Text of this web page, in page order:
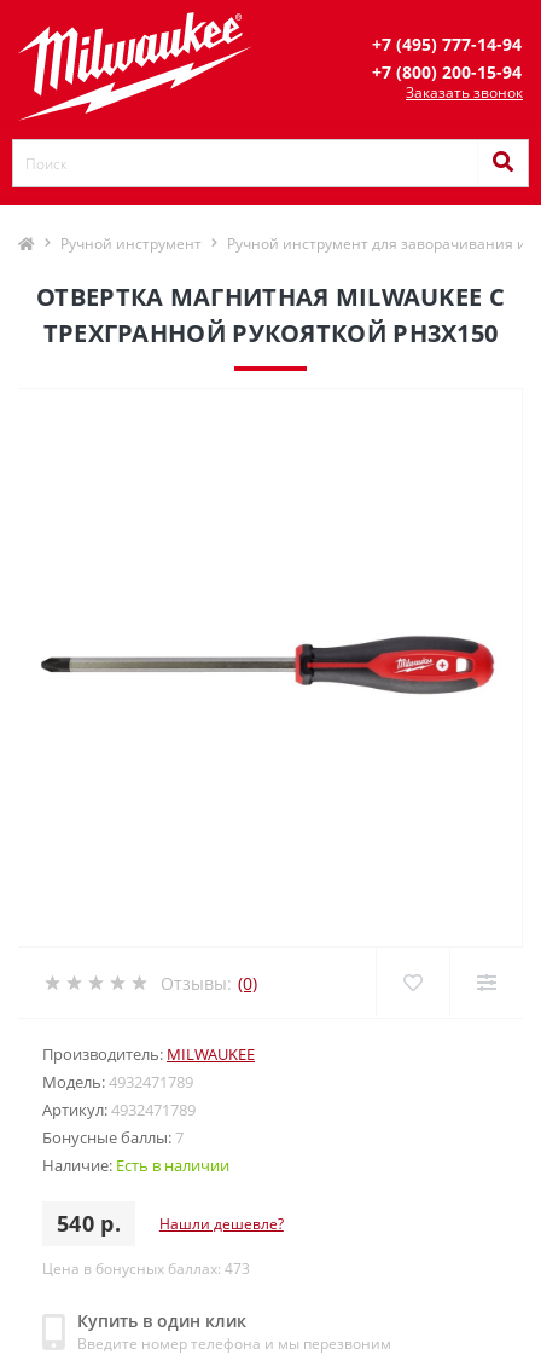
+7 (495) 777-14-94
+7 (800) 200-15-94
Заказать звонок
Ручной инструмент Ручной инструмент для заворачивания и
ОТВЕРТКА МАГНИТНАЯ MILWAUKEE С
ТРЕХГРАННОЙ РУКОЯТКОЙ PH3X150
Отзывы: (0)
Производитель: MILWAUKEE
Модель:4932471789
Артикул:4932471789
Бонусные баллы:7
Наличие: Есть в наличии
540 р. Нашли дешевле?
Цена в бонусных баллах: 473
Купить в один клик
Введите номер телефона и мы перезвоним